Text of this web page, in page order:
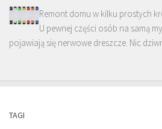
Remont domu w kilku prostych
U pewnej części osób na samą
pojawiają się nerwowe dreszcze. Nic
TAGI